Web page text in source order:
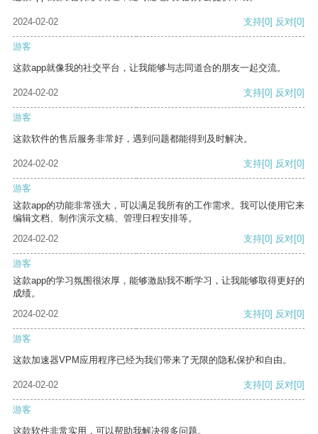
2024-02-02 支持[0] 反对[0]
游客
这款app就像我的社交平台，让我能够与志同道合的朋友一起交流。
2024-02-02 支持[0] 反对[0]
游客
这款软件的售后服务非常好，遇到问题都能得到及时解决。
2024-02-02 支持[0] 反对[0]
游客
这款app的功能非常强大，可以满足我所有的工作需求。我可以使用它来
编辑文档、制作演示文稿、管理日程安排等。
2024-02-02
支持[0] 反对[0]
游客
这款app的学习氛围很浓厚，能够激励我不断学习，让我能够取得更好的
成绩。
2024-02-02
支持[0] 反对[0]
游客
这款加速器VPM应用程序已经为我们带来了无限的隐私保护和自由。
2024-02-02 支持[0] 反对[0]
游客
这款软件非常实用，可以帮助我解决很多问题。